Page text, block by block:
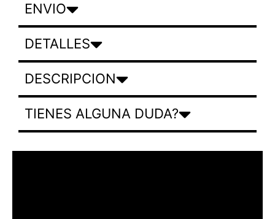
ENVIO
DETALLES
DESCRIPCION
TIENES ALGUNA DUDA?